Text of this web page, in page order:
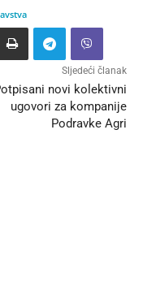
Sljedeći članak
novi kolektivni
ugovori za kompanije
Podravke Agri